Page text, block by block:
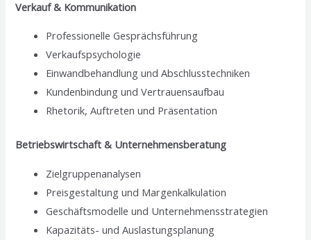
Verkauf & Kommunikation
Professionelle Gesprächsführung
Verkaufspsychologie
Einwandbehandlung und Abschlusstechniken
Kundenbindung und Vertrauensaufbau
Rhetorik, Auftreten und Präsentation
Betriebswirtschaft & Unternehmensberatung
Zielgruppenanalysen
Preisgestaltung und Margenkalkulation
Geschäftsmodelle und Unternehmensstrategien
Kapazitäts- und Auslastungsplanung